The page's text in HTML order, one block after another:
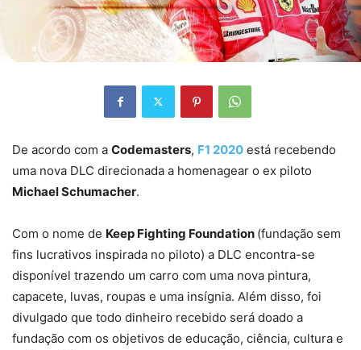
De acordo com a Codemasters, F1 2020 está recebendo
uma nova DLC direcionada a homenagear o ex piloto
Michael Schumacher.
Com o nome de Keep Fighting Foundation (fundação sem
fins lucrativos inspirada no piloto) a DLC encontra-se
disponível trazendo um carro com uma nova pintura,
capacete, luvas, roupas e uma insígnia. Além disso, foi
divulgado que todo dinheiro recebido será doado a
fundação com os objetivos de educação, ciência, cultura e